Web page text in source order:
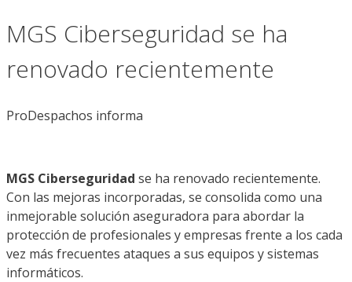
MGS Ciberseguridad se ha
renovado recientemente
ProDespachos informa
MGS Ciberseguridad se ha renovado recientemente.
Con las mejoras incorporadas, se consolida como una
inmejorable solución aseguradora para abordar la
protección de profesionales y empresas frente a los cada
vez más frecuentes ataques a sus equipos y sistemas
informáticos.